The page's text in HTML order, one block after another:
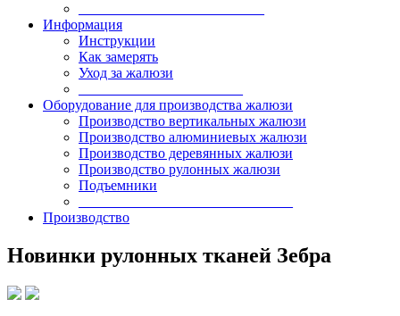
Информация
Инструкции
Как замерять
Уход за жалюзи
Оборудование для производства жалюзи
Производство вертикальных жалюзи
Производство алюминиевых жалюзи
Производство деревянных жалюзи
Производство рулонных жалюзи
Подъемники
Производство
Новинки рулонных тканей Зебра